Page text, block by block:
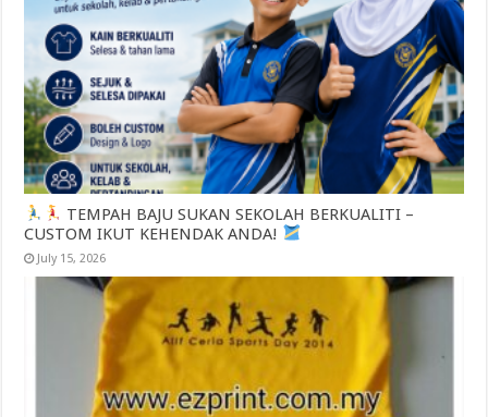
TEMPAH BAJU SUKAN SEKOLAH BERKUALITI –
CUSTOM IKUT KEHENDAK ANDA!
July 15, 2026